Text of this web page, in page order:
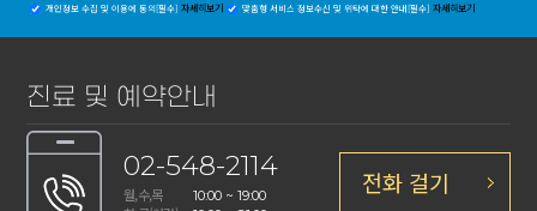
개인정보 수집 및 이용에 동의[필수] 자세히보기 맞춤형 서비스 정보수신 및 위탁에 대한 안내[필수] 자세히보기
진료 및 예약안내
02-548-2114
월,수,목 10:00 ~ 19:00 전화 걸기